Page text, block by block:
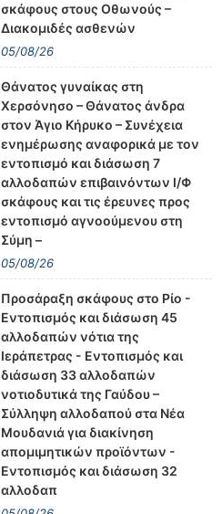
σκάφους στους Οθωνούς –
Διακομιδές ασθενών
05/08/26
Θάνατος γυναίκας στη
Χερσόνησο – Θάνατος άνδρα
στον Άγιο Κήρυκο – Συνέχεια
ενημέρωσης αναφορικά με τον
εντοπισμό και διάσωση 7
αλλοδαπών επιβαινόντων Ι/Φ
σκάφους και τις έρευνες προς
εντοπισμό αγνοούμενου στη
Σύμη –
05/08/26
Προσάραξη σκάφους στο Ρίο -
Εντοπισμός και διάσωση 45
αλλοδαπών νότια της
Ιεράπετρας - Εντοπισμός και
διάσωση 33 αλλοδαπών
νοτιοδυτικά της Γαύδου –
Σύλληψη αλλοδαπού στα Νέα
Μουδανιά για διακίνηση
απομιμητικών προϊόντων -
Εντοπισμός και διάσωση 32
αλλοδαπ